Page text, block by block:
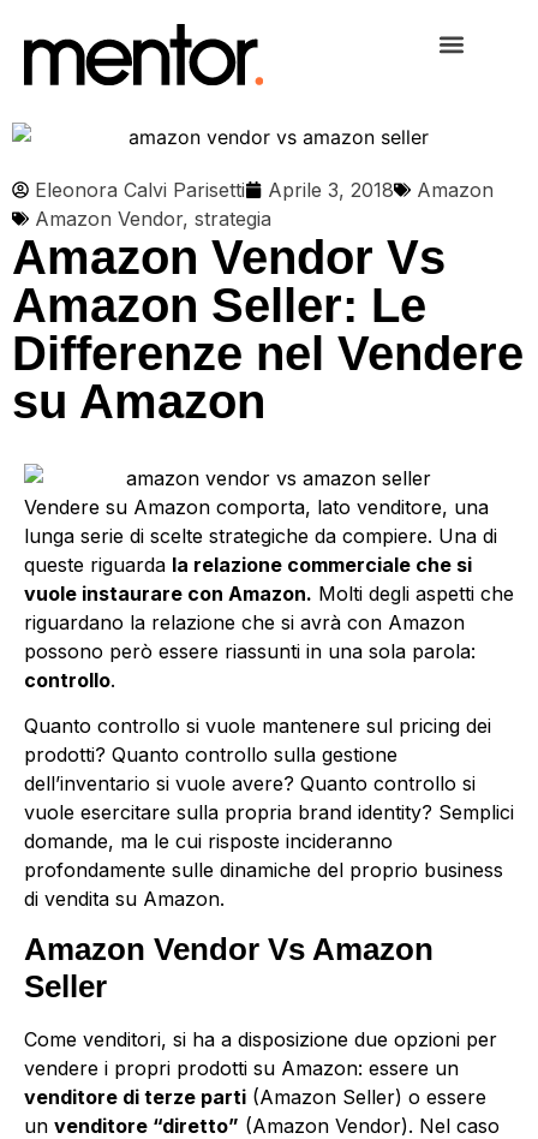
Eleonora Calvi Parisetti Aprile 3, 2018
Amazon
Amazon Vendor, strategia
Amazon Vendor Vs
Amazon Seller: Le
Differenze nel Vendere
su Amazon
Vendere su Amazon comporta, lato venditore, una
lunga serie di scelte strategiche da compiere. Una di
queste riguarda la relazione commerciale che si
vuole instaurare con Amazon. Molti degli aspetti che
riguardano la relazione che si avrà con Amazon
possono però essere riassunti in una sola parola:
controllo.
Quanto controllo si vuole mantenere sul pricing dei
prodotti? Quanto controllo sulla gestione
dell’inventario si vuole avere? Quanto controllo si
vuole esercitare sulla propria brand identity? Semplici
domande, ma le cui risposte incideranno
profondamente sulle dinamiche del proprio business
di vendita su Amazon.
Amazon Vendor Vs Amazon
Seller
Come venditori, si ha a disposizione due opzioni per
vendere i propri prodotti su Amazon: essere un
venditore di terze parti (Amazon Seller) o essere
un venditore “diretto” (Amazon Vendor). Nel caso